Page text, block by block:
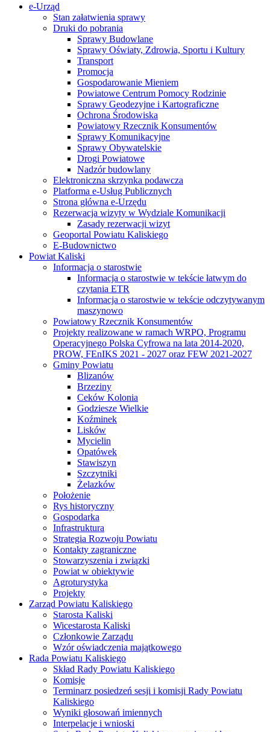
e-Urząd
Stan załatwienia sprawy
Druki do pobrania
Sprawy Budowlane
Sprawy Oświaty, Zdrowia, Sportu i Kultury
Transport
Promocja
Gospodarowanie Mieniem
Powiatowe Centrum Pomocy Rodzinie
Sprawy Geodezyjne i Kartograficzne
Ochrona Środowiska
Powiatowy Rzecznik Konsumentów
Sprawy Komunikacyjne
Sprawy Obywatelskie
Drogi Powiatowe
Nadzór budowlany
Elektroniczna skrzynka podawcza
Platforma e-Usług Publicznych
Strona główna e-Urzędu
Rezerwacja wizyty w Wydziale Komunikacji
Zasady rezerwacji wizyt
Geoportal Powiatu Kaliskiego
E-Budownictwo
Powiat Kaliski
Informacja o starostwie
Informacja o starostwie w tekście łatwym do
czytania ETR
Informacja o starostwie w tekście odczytywanym
maszynowo
Powiatowy Rzecznik Konsumentów
Projekty realizowane w ramach WRPO, Programu
Operacyjnego Polska Cyfrowa na lata 2014-2020,
PROW, FEnIKS 2021 - 2027 oraz FEW 2021-2027
Gminy Powiatu
Blizanów
Brzeziny
Ceków Kolonia
Godziesze Wielkie
Koźminek
Lisków
Mycielin
Opatówek
Stawiszyn
Szczytniki
Żelazków
Położenie
Rys historyczny
Gospodarka
Infrastruktura
Strategia Rozwoju Powiatu
Kontakty zagraniczne
Stowarzyszenia i związki
Powiat w obiektywie
Agroturystyka
Projekty
Zarząd Powiatu Kaliskiego
Starosta Kaliski
Wicestarosta Kaliski
Członkowie Zarządu
Wzór oświadczenia majątkowego
Rada Powiatu Kaliskiego
Skład Rady Powiatu Kaliskiego
Komisje
Terminarz posiedzeń sesji i komisji Rady Powiatu
Kaliskiego
Wyniki głosowań imiennych
Interpelacje i wnioski